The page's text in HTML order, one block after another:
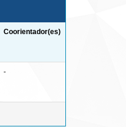
Coorientador(es)
-